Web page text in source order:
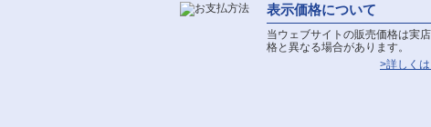
表示価格について
当ウェブサイトの販売価格は実
格と異なる場合があります。
>詳しく